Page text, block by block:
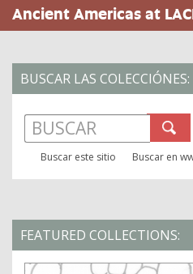
Pasar
al
principal
Ancient Americas at
BUSCAR LAS COLECCIÓNES:
Buscar este sitio Buscar en
FEATURED COLLECTIONS: